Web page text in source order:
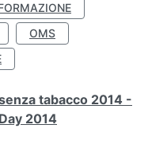
OMS
tabacco 2014 -
2014